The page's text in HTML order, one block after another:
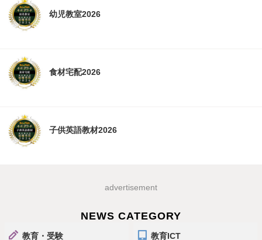
幼児教室2026
食材宅配2026
子供英語教材2026
advertisement
NEWS CATEGORY
教育・受験 教育ICT